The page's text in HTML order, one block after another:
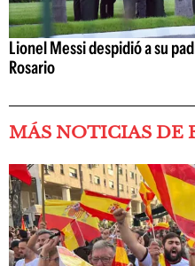
Lionel Messi despidió a su
Rosario
MÁS NOTICIAS DE